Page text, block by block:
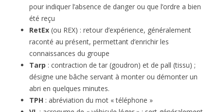
pour indiquer l’absence de danger ou que l’ordre a bien
été reçu
RetEx (ou REX) : retour d’expérience, généralement
raconté au présent, permettant d’enrichir les
connaissances du groupe
Tarp : contraction de tar (goudron) et de pall (tissu) ;
désigne une bâche servant à monter ou démonter un
abri en quelques minutes.
TPH : abréviation du mot « téléphone »